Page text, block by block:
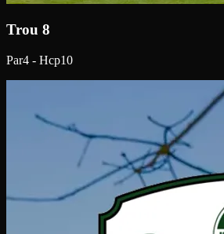
Trou 8
Par4 - Hcp10